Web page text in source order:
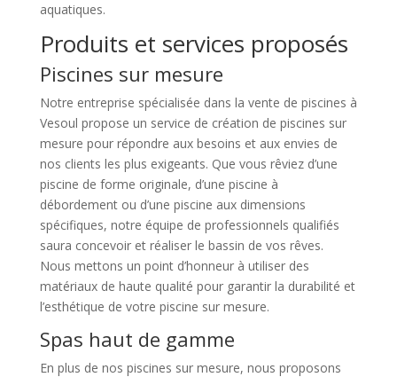
aquatiques.
Produits et services proposés
Piscines sur mesure
Notre entreprise spécialisée dans la vente de piscines à
Vesoul propose un service de création de piscines sur
mesure pour répondre aux besoins et aux envies de
nos clients les plus exigeants. Que vous rêviez d’une
piscine de forme originale, d’une piscine à
débordement ou d’une piscine aux dimensions
spécifiques, notre équipe de professionnels qualifiés
saura concevoir et réaliser le bassin de vos rêves.
Nous mettons un point d’honneur à utiliser des
matériaux de haute qualité pour garantir la durabilité et
l’esthétique de votre piscine sur mesure.
Spas haut de gamme
En plus de nos piscines sur mesure, nous proposons